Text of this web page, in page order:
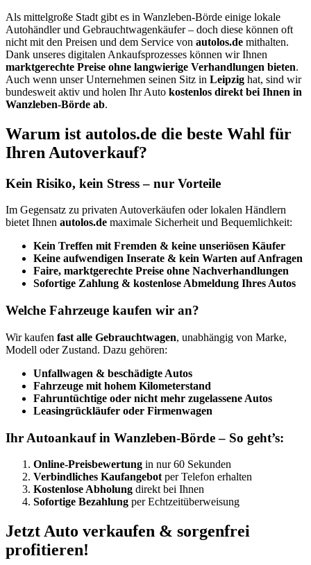
Als mittelgroße Stadt gibt es in Wanzleben-Börde einige lokale
Autohändler und Gebrauchtwagenkäufer – doch diese können oft
nicht mit den Preisen und dem Service von autolos.de mithalten.
Dank unseres digitalen Ankaufsprozesses können wir Ihnen
marktgerechte Preise ohne langwierige Verhandlungen bieten.
Auch wenn unser Unternehmen seinen Sitz in Leipzig hat, sind wir
bundesweit aktiv und holen Ihr Auto kostenlos direkt bei Ihnen in
Wanzleben-Börde ab.
Warum ist autolos.de die beste Wahl für
Ihren Autoverkauf?
Kein Risiko, kein Stress – nur Vorteile
Im Gegensatz zu privaten Autoverkäufen oder lokalen Händlern
bietet Ihnen autolos.de maximale Sicherheit und Bequemlichkeit:
Kein Treffen mit Fremden & keine unseriösen Käufer
Keine aufwendigen Inserate & kein Warten auf Anfragen
Faire, marktgerechte Preise ohne Nachverhandlungen
Sofortige Zahlung & kostenlose Abmeldung Ihres Autos
Welche Fahrzeuge kaufen wir an?
Wir kaufen fast alle Gebrauchtwagen, unabhängig von Marke,
Modell oder Zustand. Dazu gehören:
Unfallwagen & beschädigte Autos
Fahrzeuge mit hohem Kilometerstand
Fahruntüchtige oder nicht mehr zugelassene Autos
Leasingrückläufer oder Firmenwagen
Ihr Autoankauf in Wanzleben-Börde – So geht’s:
Online-Preisbewertung in nur 60 Sekunden
Verbindliches Kaufangebot per Telefon erhalten
Kostenlose Abholung direkt bei Ihnen
Sofortige Bezahlung per Echtzeitüberweisung
Jetzt Auto verkaufen & sorgenfrei
profitieren!